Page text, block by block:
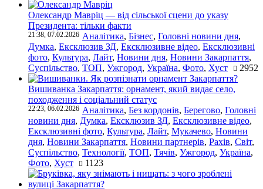
Олександр Мавріц — від сільської сцени до указу
Президента: тільки факти
21:38, 07.02.2026 Аналітика, Бізнес, Головні новини дня,
Думка, Ексклюзив ЗД, Ексклюзивне відео, Ексклюзивні
фото, Культура, Лайт, Новини дня, Новини Закарпаття,
Суспільство, ТОП, Ужгород, Україна, Фото, Хуст 2952
Вишиванка Закарпаття: орнамент, який видає село,
походження і соціальний статус
22:23, 06.02.2026 Аналітика, Без кордонів, Берегово, Головні
новини дня, Думка, Ексклюзив ЗД, Ексклюзивне відео,
Ексклюзивні фото, Культура, Лайт, Мукачево, Новини
дня, Новини Закарпаття, Новини партнерів, Рахів, Світ,
Суспільство, Технології, ТОП, Тячів, Ужгород, Україна,
Фото, Хуст 1123